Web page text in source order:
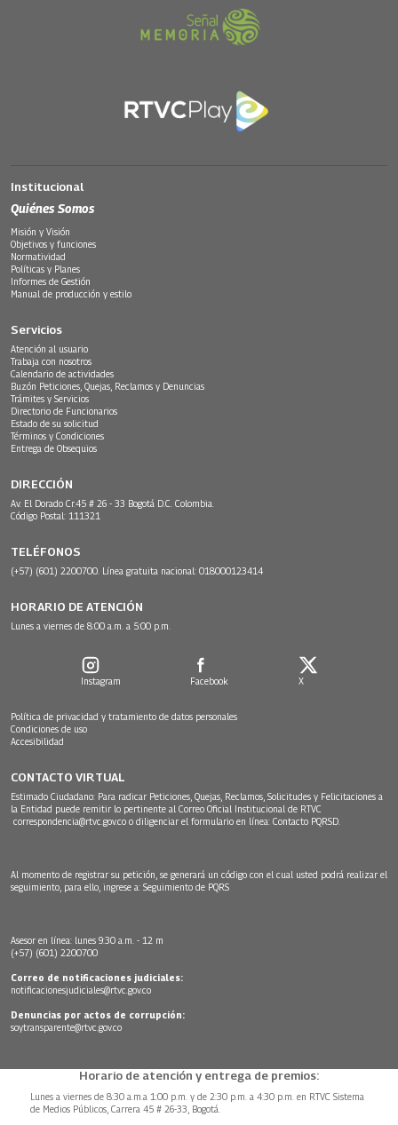
Institucional
Quiénes Somos
Misión y Visión
Objetivos y funciones
Normatividad
Políticas y Planes
Informes de Gestión
Manual de producción y estilo
Servicios
Atención al usuario
Trabaja con nosotros
Calendario de actividades
Buzón Peticiones, Quejas, Reclamos y Denuncias
Trámites y Servicios
Directorio de Funcionarios
Estado de su solicitud
Términos y Condiciones
Entrega de Obsequios
DIRECCIÓN
Av. El Dorado Cr.45 # 26 - 33 Bogotá D.C. Colombia.
Código Postal: 111321
TELÉFONOS
(+57) (601) 2200700. Línea gratuita nacional: 018000123414
HORARIO DE ATENCIÓN
Lunes a viernes de 8:00 a.m. a 5:00 p.m.
Instagram Facebook X
Política de privacidad y tratamiento de datos personales
Condiciones de uso
Accesibilidad
CONTACTO VIRTUAL
Estimado Ciudadano: Para radicar Peticiones, Quejas, Reclamos, Solicitudes y Felicitaciones a
la Entidad puede remitir lo pertinente al Correo Oficial Institucional de RTVC
correspondencia@rtvc.gov.co o diligenciar el formulario en línea: Contacto PQRSD.
Al momento de registrar su petición, se generará un código con el cual usted podrá realizar el
seguimiento, para ello, ingrese a: Seguimiento de PQRS
Asesor en línea: lunes 9:30 a.m. - 12 m
(+57) (601) 2200700
Correo de notificaciones judiciales:
notificacionesjudiciales@rtvc.gov.co
Denuncias por actos de corrupción:
soytransparente@rtvc.gov.co
Horario de atención y entrega de premios:
Lunes a viernes de 8:30 a.m.a 1:00 p.m. y de 2:30 p.m. a 4:30 p.m. en RTVC Sistema
de Medios Públicos, Carrera 45 # 26-33, Bogotá.